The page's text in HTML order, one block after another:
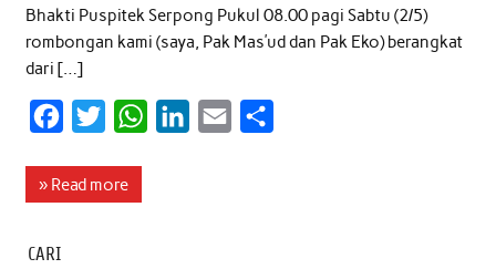
Bhakti Puspitek Serpong Pukul 08.00 pagi Sabtu (2/5)
rombongan kami (saya, Pak Mas’ud dan Pak Eko) berangkat
dari […]
c
i
W
» Read more
CARI